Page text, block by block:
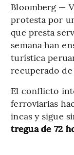
Bloomberg —
protesta por
que presta
semana han
turística
recuperado
El conflicto
ferroviarias
incas y sigue
tregua de 72